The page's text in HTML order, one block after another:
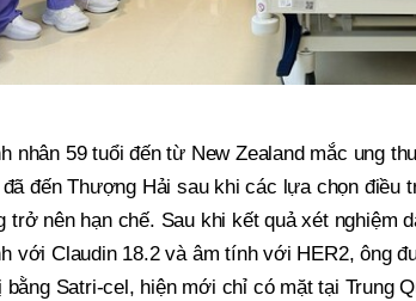
nhân 59 tuổi đến từ New Zealand mắc ung
đến Thượng Hải sau khi các lựa chọn điều
trở nên hạn chế. Sau khi kết quả xét nghiệm
với Claudin 18.2 và âm tính với HER2, ông
bằng Satri-cel, hiện mới chỉ có mặt tại Trung